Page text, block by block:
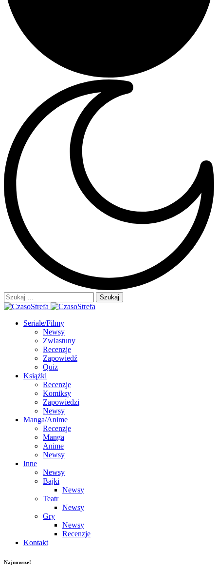
Szukaj:
Seriale/Filmy
Newsy
Zwiastuny
Recenzje
Zapowiedź
Quiz
Książki
Recenzje
Komiksy
Zapowiedzi
Newsy
Manga/Anime
Recenzje
Manga
Anime
Newsy
Inne
Newsy
Bajki
Newsy
Teatr
Newsy
Gry
Newsy
Recenzje
Kontakt
Najnowsze!